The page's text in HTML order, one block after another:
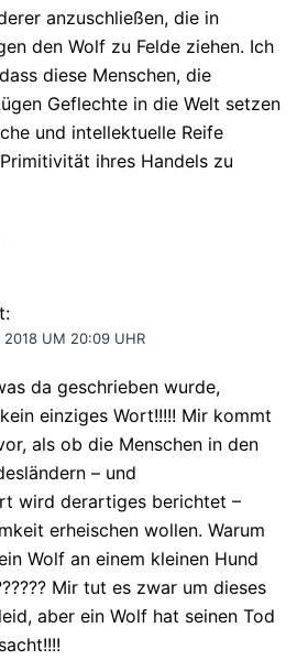
anzuschließen, die in
den Wolf zu Felde ziehen. Ich
diese Menschen, die
Geflechte in die Welt setzen
und intellektuelle Reife
ihres Handels zu
2018 UM 20:09 UHR
da geschrieben wurde,
einziges Wort!!!!! Mir kommt
als ob die Menschen in den
– und
wird derartiges berichtet –
erheischen wollen. Warum
Wolf an einem kleinen Hund
Mir tut es zwar um dieses
aber ein Wolf hat seinen Tod